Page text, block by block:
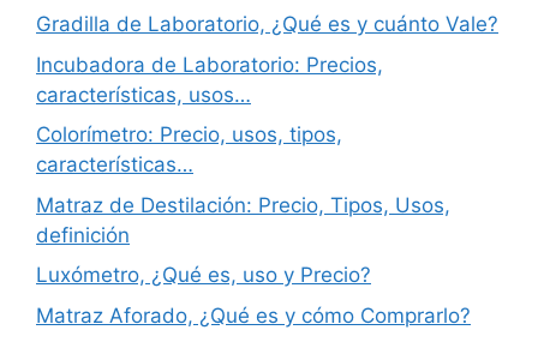
Gradilla de Laboratorio, ¿Qué es y cuánto Vale?
Incubadora de Laboratorio: Precios,
características, usos…
Colorímetro: Precio, usos, tipos,
características…
Matraz de Destilación: Precio, Tipos, Usos,
definición
Luxómetro, ¿Qué es, uso y Precio?
Matraz Aforado, ¿Qué es y cómo Comprarlo?